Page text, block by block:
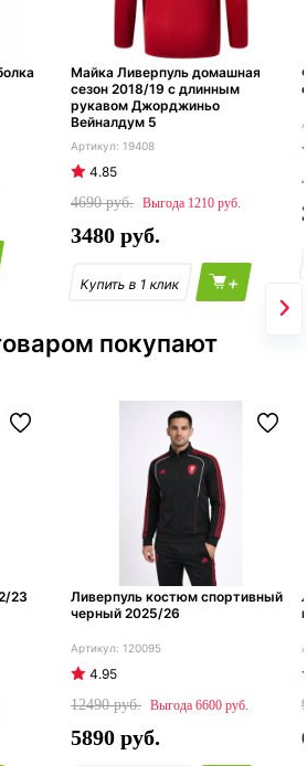
Майка Ливерпуль домашная
сезон 2018/19 с длинным
рукавом Джорджиньо
Вейналдум 5
19408
4.85
4690
1210
3480
+
покупают
23
Ливерпуль костюм спортивный
черный 2025/26
120095
4.95
12490
6600
5890